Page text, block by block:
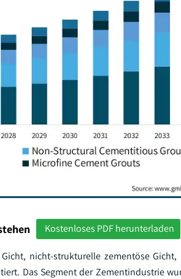
Kostenloses PDF herunterladen
nicht-strukturelle zementöse Gicht,
Das Segment der Zementindustrie